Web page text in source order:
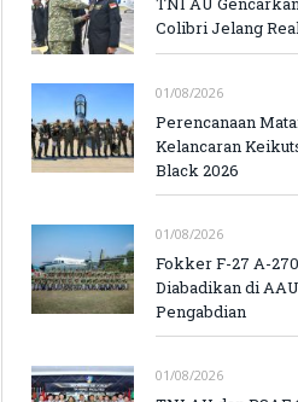
Colibri Jelang
01/08/2026
Perencanaan
Kelancaran
Black 2026
01/08/2026
Fokker F-27 A-
Diabadikan di
Pengabdian
01/08/2026